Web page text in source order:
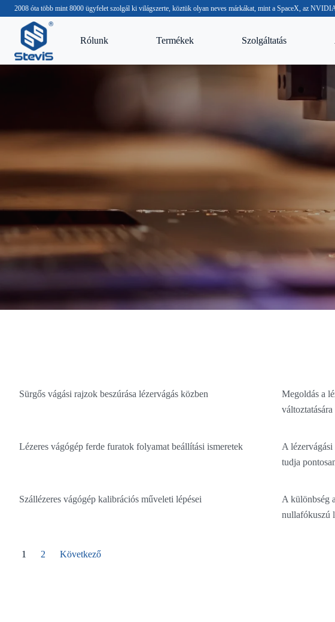
2008 óta több mint 8000 ügyfelet szolgál ki világszerte, köztük olyan neves márkákat, mint a SpaceX, az
Rólunk Termékek Szolgáltatás
Sürgős vágási rajzok beszúrása lézervágás közben
Megoldás a
változtatására
Lézeres vágógép ferde furatok folyamat beállítási ismeretek
A lézervágási
tudja
Szállézeres vágógép kalibrációs műveleti lépései
A különbség
nullafókuszú
1 2 Következő